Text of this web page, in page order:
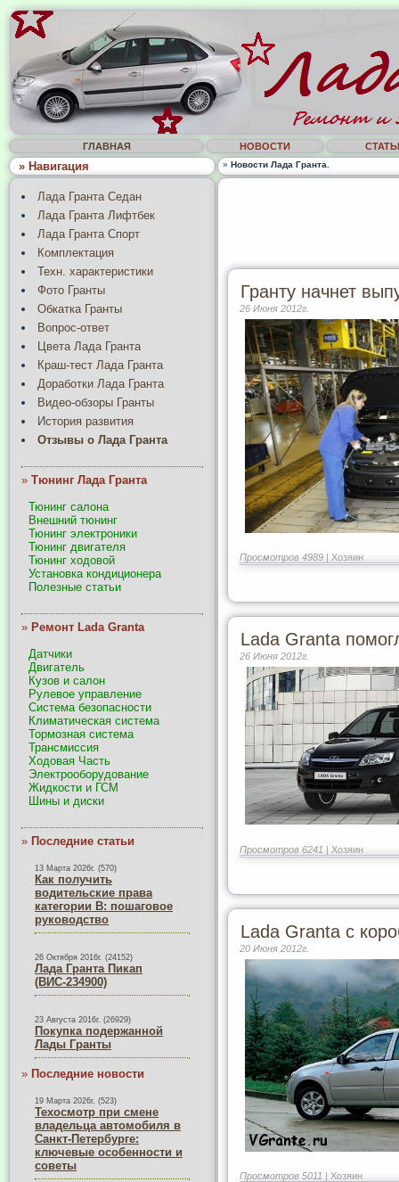
ГЛАВНАЯ НОВОСТИ
» Навигация » Новости Лада Гранта.
Лада Гранта Седан
Лада Гранта Лифтбек
Лада Гранта Спорт
Комплектация
Техн. характеристики
Фото Гранты
Обкатка Гранты
Вопрос-ответ
Цвета Лада Гранта
Краш-тест Лада Гранта
Доработки Лада Гранта
Видео-обзоры Гранты
История развития
Отзывы о Лада Гранта
» Тюнинг Лада Гранта
Тюнинг салона
Внешний тюнинг
Тюнинг электроники
Тюнинг двигателя
Тюнинг ходовой
Установка кондиционера
Полезные статьи
» Ремонт Lada Granta
Датчики
Двигатель
Кузов и салон
Рулевое управление
Система безопасности
Климатическая система
Тормозная система
Трансмиссия
Ходовая Часть
Электрооборудование
Жидкости и ГСМ
Шины и диски
» Последние статьи
13 Марта 2026г. (570)
Как получить
водительские права
категории B: пошаговое
руководство
26 Октября 2016г. (24152)
Лада Гранта Пикап
(ВИС-234900)
23 Августа 2016г. (26929)
Покупка подержанной
Лады Гранты
» Последние новости
19 Марта 2026г. (523)
Техосмотр при смене
владельца автомобиля в
Санкт-Петербурге:
ключевые особенности и
советы
Гранту начнет
26 Июня 2012г.
Просмотров 4989 | Хозяин
Lada Granta
26 Июня 2012г.
Просмотров 6241 | Хозяин
Lada Granta с
20 Июня 2012г.
Просмотров 5011 | Хозяин